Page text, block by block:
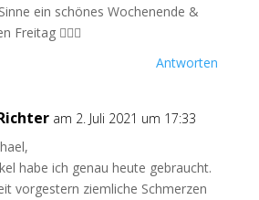
ein schönes Wochenende &
Freitag 🙋🏻‍♀️
Antworten
am 2. Juli 2021 um 17:33
habe ich genau heute gebraucht.
vorgestern ziemliche Schmerzen